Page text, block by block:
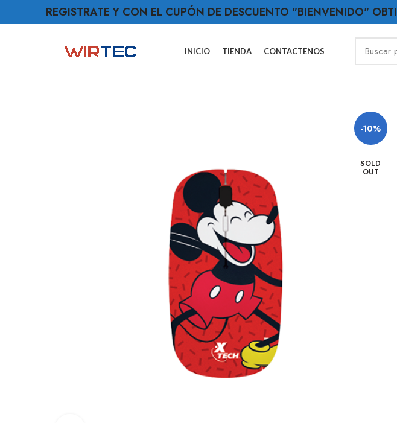
INICIO TIENDA CONTACTENOS
-10%
SOLD
OUT
REGISTRATE Y CON EL CUPÓN DE DESCUENTO "BIENVENIDO"